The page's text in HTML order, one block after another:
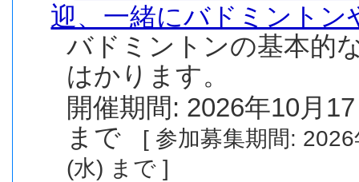
迎、一緒にバドミントン
バドミントンの基本的
はかります。
開催期間: 2026年10月
[ 参加募集期間: 2026年7月24日(金) から 2026年9月30日
(水) まで ]